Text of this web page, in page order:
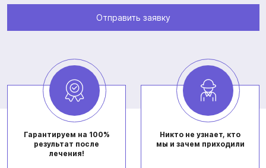
Отправить заявку
Гарантируем на 100%
результат после
лечения!
Никто не узнает, кто
мы и зачем приходили